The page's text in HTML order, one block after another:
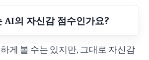
AI의 자신감 점수인가요?
게 볼 수는 있지만, 그대로 자신감